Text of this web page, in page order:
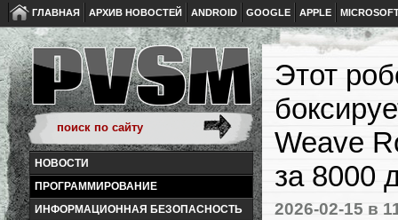
ГЛАВНАЯ АРХИВ НОВОСТЕЙ ANDROID GOOGLE APPLE
НОВОСТИ
ПРОГРАММИРОВАНИЕ
ИНФОРМАЦИОННАЯ БЕЗОПАСНОСТЬ
Этот
Weave
за 8000
2026-02-15 в